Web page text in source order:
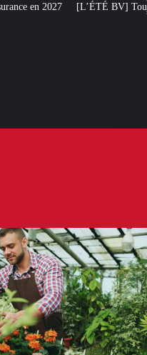
Toujours plus de taxes : la